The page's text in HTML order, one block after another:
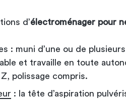
d’électroménager pour
: muni d’une ou de
et travaille en toute
polissage compris.
: la tête d’aspiration